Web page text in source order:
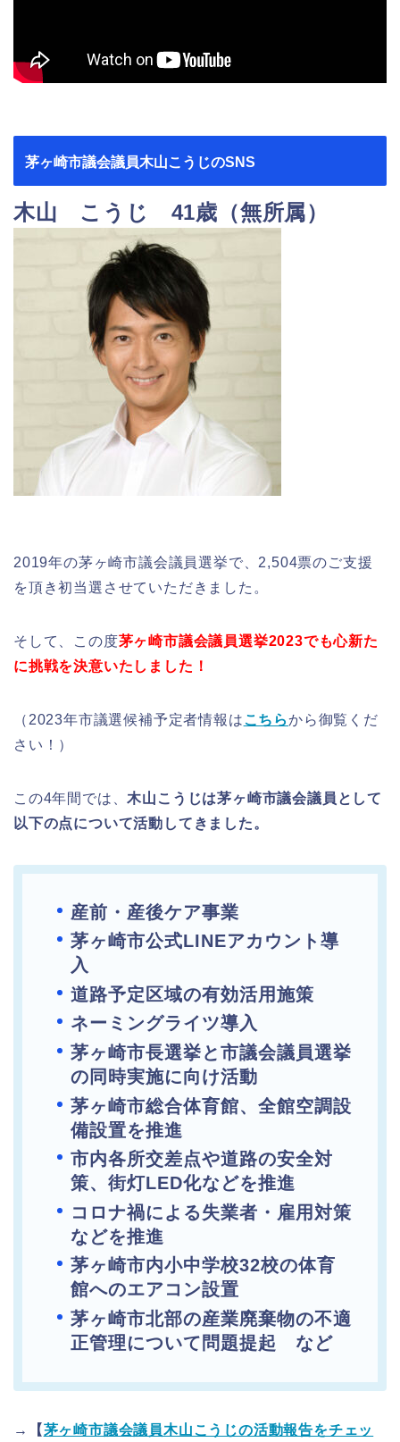
茅ヶ崎市議会議員木山こうじのSNS
木山 こうじ 41歳（無所属）
2019年の茅ヶ崎市議会議員選挙で、2,504票のご支援
を頂き初当選させていただきました。
そして、この度茅ヶ崎市議会議員選挙2023でも心新た
に挑戦を決意いたしました！
（2023年市議選候補予定者情報は こちらから御覧くだ
さい！）
この4年間では、木山こうじは茅ヶ崎市議会議員として
以下の点について活動してきました。
産前・産後ケア事業
茅ヶ崎市公式LINEアカウント導
入
道路予定区域の有効活用施策
ネーミングライツ導入
茅ヶ崎市長選挙と市議会議員選挙
の同時実施に向け活動
茅ヶ崎市総合体育館、全館空調設
備設置を推進
市内各所交差点や道路の安全対
策、街灯LED化などを推進
コロナ禍による失業者・雇用対策
などを推進
茅ヶ崎市内小中学校32校の体育
館へのエアコン設置
茅ヶ崎市北部の産業廃棄物の不適
正管理について問題提起 など
→【茅ヶ崎市議会議員木山こうじの活動報告をチェッ